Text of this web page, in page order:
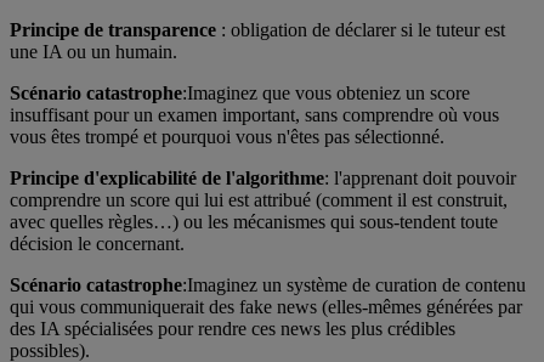
Principe de transparence : obligation de déclarer si le tuteur est
une IA ou un humain.
Scénario catastrophe:Imaginez que vous obteniez un score
insuffisant pour un examen important, sans comprendre où vous
vous êtes trompé et pourquoi vous n'êtes pas sélectionné.
Principe d'explicabilité de l'algorithme: l'apprenant doit pouvoir
comprendre un score qui lui est attribué (comment il est construit,
avec quelles règles…) ou les mécanismes qui sous-tendent toute
décision le concernant.
Scénario catastrophe:Imaginez un système de curation de contenu
qui vous communiquerait des fake news (elles-mêmes générées par
des IA spécialisées pour rendre ces news les plus crédibles
possibles).